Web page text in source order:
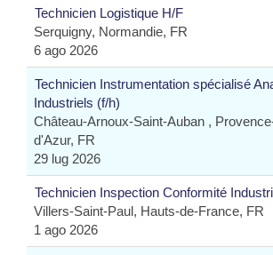
Technicien Logistique H/F
Serquigny, Normandie, FR
6 ago 2026
Technicien Instrumentation spécialisé
Industriels (f/h)
Château-Arnoux-Saint-Auban ,
d'Azur, FR
29 lug 2026
Technicien Inspection Conformité
Villers-Saint-Paul, Hauts-de-France, FR
1 ago 2026